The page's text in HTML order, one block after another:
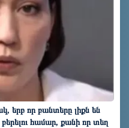
երբ որ բանտերը լիքն են
համար, քանի որ տեղ